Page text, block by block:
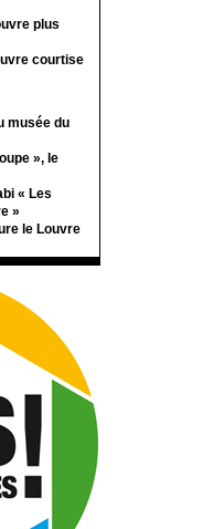
plus
courtise
musée du
», le
« Les
»
le Louvre